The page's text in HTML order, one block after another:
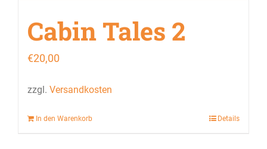
Cabin Tales 2
€20,00
zzgl. Versandkosten
In den Warenkorb Details